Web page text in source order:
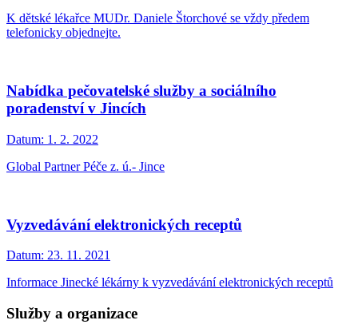
K dětské lékařce MUDr. Daniele Štorchové se vždy předem
telefonicky objednejte.
Nabídka pečovatelské služby a sociálního
poradenství v Jincích
Datum: 1. 2. 2022
Global Partner Péče z. ú.- Jince
Vyzvedávání elektronických receptů
Datum: 23. 11. 2021
Informace Jinecké lékárny k vyzvedávání elektronických receptů
Služby a organizace